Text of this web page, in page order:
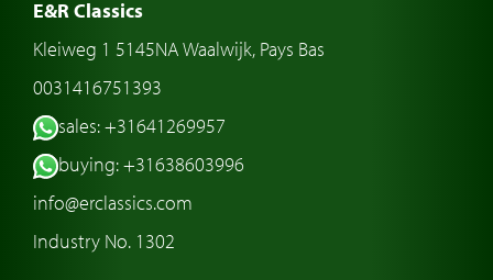
E&R Classics
Kleiweg 1 5145NA Waalwijk, Pays Bas
0031416751393
sales: +31641269957
buying: +31638603996
info@erclassics.com
Industry No. 1302